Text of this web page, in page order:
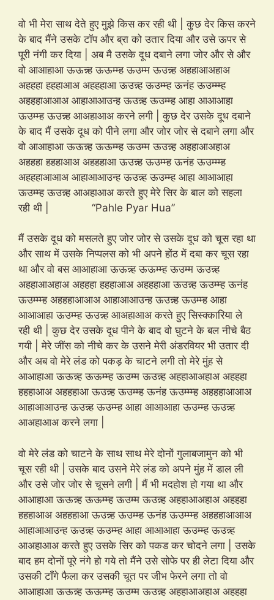
वो भी मेरा साथ देते हुए मुझे किस कर रही थी | कुछ देर किस करने
के बाद मैंने उसके टॉप और ब्रा को उतार दिया और उसे ऊपर से
पूरी नंगी कर दिया | अब मै उसके दूध दबाने लगा जोर और से और
वो आआहाआ ऊऊन्न्ह ऊऊम्म्ह ऊउम्म ऊउन्न्ह अहहाआअहाअ
अहहहा हहहाआअ अहहहाआ ऊउन्न्ह ऊउम्म्ह ऊनंह ऊउम्म्म्ह
अहहहाआआअ आहाआआउन्ह ऊउन्न्ह ऊउम्म्ह आहा आआआहा
ऊउम्म्ह ऊउन्न्ह आअहाआअ करने लगी | कुछ देर उसके दूध दबाने
के बाद मैं उसके दूध को पीने लगा और जोर जोर से दबाने लगा और
वो आआहाआ ऊऊन्न्ह ऊऊम्म्ह ऊउम्म ऊउन्न्ह अहहाआअहाअ
अहहहा हहहाआअ अहहहाआ ऊउन्न्ह ऊउम्म्ह ऊनंह ऊउम्म्म्ह
अहहहाआआअ आहाआआउन्ह ऊउन्न्ह ऊउम्म्ह आहा आआआहा
ऊउम्म्ह ऊउन्न्ह आअहाआअ करते हुए मेरे सिर के बाल को सहला
रही थी | “Pahle Pyar Hua”
मैं उसके दूध को मसलते हुए जोर जोर से उसके दूध को चूस रहा था
और साथ में उसके निप्पलस को भी अपने होंठ में दबा कर चूस रहा
था और वो बस आआहाआ ऊऊन्न्ह ऊऊम्म्ह ऊउम्म ऊउन्न्ह
अहहाआअहाअ अहहहा हहहाआअ अहहहाआ ऊउन्न्ह ऊउम्म्ह ऊनंह
ऊउम्म्म्ह अहहहाआआअ आहाआआउन्ह ऊउन्न्ह ऊउम्म्ह आहा
आआआहा ऊउम्म्ह ऊउन्न्ह आअहाआअ करते हुए सिस्क्कारिया ले
रही थी | कुछ देर उसके दूध पीने के बाद वो घुटने के बल नीचे बैठ
गयी | मेरे जींस को नीचे कर के उसने मेरी अंडरवियर भी उतार दी
और अब वो मेरे लंड को पकड़ के चाटने लगी तो मेरे मुंह से
आआहाआ ऊऊन्न्ह ऊऊम्म्ह ऊउम्म ऊउन्न्ह अहहाआअहाअ अहहहा
हहहाआअ अहहहाआ ऊउन्न्ह ऊउम्म्ह ऊनंह ऊउम्म्म्ह अहहहाआआअ
आहाआआउन्ह ऊउन्न्ह ऊउम्म्ह आहा आआआहा ऊउम्म्ह ऊउन्न्ह
आअहाआअ करने लगा |
वो मेरे लंड को चाटने के साथ साथ मेरे दोनों गुलाबजामुन को भी
चूस रही थी | उसके बाद उसने मेरे लंड को अपने मुंह में डाल ली
और उसे जोर जोर से चूसने लगी | मैं भी मदहोश हो गया था और
आआहाआ ऊऊन्न्ह ऊऊम्म्ह ऊउम्म ऊउन्न्ह अहहाआअहाअ अहहहा
हहहाआअ अहहहाआ ऊउन्न्ह ऊउम्म्ह ऊनंह ऊउम्म्म्ह अहहहाआआअ
आहाआआउन्ह ऊउन्न्ह ऊउम्म्ह आहा आआआहा ऊउम्म्ह ऊउन्न्ह
आअहाआअ करते हुए उसके सिर को पकड कर चोदने लगा | उसके
बाद हम दोनों पूरे नंगे हो गये तो मैंने उसे सोफे पर ही लेटा दिया और
उसकी टाँगे फैला कर उसकी चूत पर जीभ फेरने लगा तो वो
आआहाआ ऊऊन्न्ह ऊऊम्म्ह ऊउम्म ऊउन्न्ह अहहाआअहाअ अहहहा